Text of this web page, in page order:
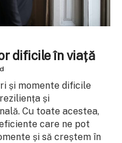
dificile în viață
și momente dificile
și
Cu toate acestea,
care ne pot
și să creștem în